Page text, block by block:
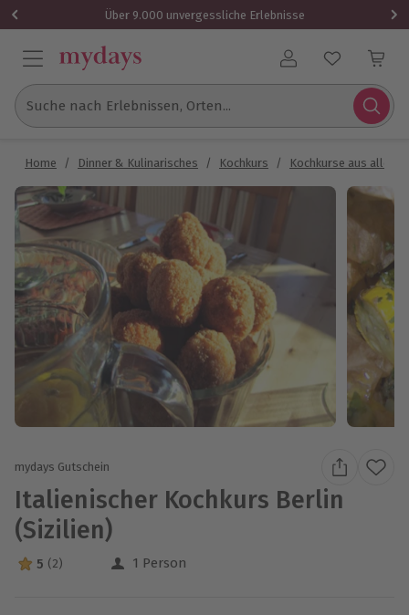
Über 9.000 unvergessliche Erlebnisse
Benutzerkonto
Suche nach Erlebnissen, Orten...
Home / Dinner & Kulinarisches / Kochkurs / Kochkurse aus aller
mydays Gutschein
Italienischer Kochkurs Berlin
(Sizilien)
5 Sterne von 5 aus 2 Bewertungen
5 (2) 1 Person